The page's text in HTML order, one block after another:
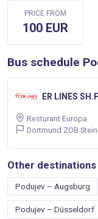
PRICE FROM
100 EUR
Bus schedule
ER LINES
Resturant Europa
Dortmund ZOB
Other
Podujev – Augsburg
Podujev – Düsseldorf